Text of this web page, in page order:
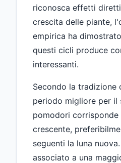
riconosca effetti
crescita delle piante,
empirica ha
questi cicli produce
interessanti.
Secondo la tradizione
periodo migliore per il
pomodori corrisponde
crescente,
seguenti la luna
associato a una